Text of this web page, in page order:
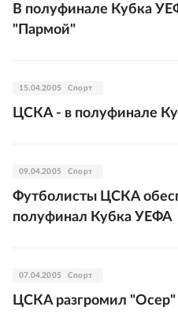
В полуфинале Кубка
"Пармой"
15.04.2005 Спорт
ЦСКА - в полуфинале
09.04.2005 Спорт
Футболисты ЦСКА
полуфинал Кубка УЕФА
07.04.2005 Спорт
ЦСКА разгромил "Осер"